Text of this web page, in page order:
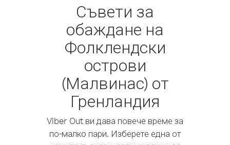
Съвети за
обаждане на
Фолклендски
острови
(Малвинас) от
Гренландия
Viber Out ви дава повече време за
по-малко пари. Изберете една от